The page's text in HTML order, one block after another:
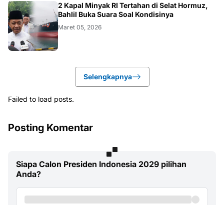
BISNIS
2 Kapal Minyak RI Tertahan di Selat Hormuz,
Bahlil Buka Suara Soal Kondisinya
Maret 05, 2026
Selengkapnya
Failed to load posts.
Posting Komentar
Siapa Calon Presiden Indonesia 2029 pilihan
Anda?